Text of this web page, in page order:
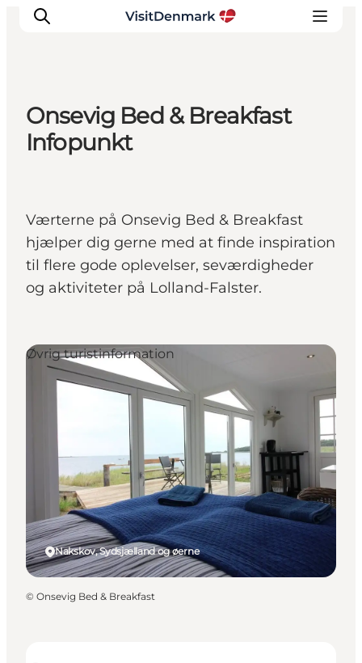
Inspiration
Destinationer
Planlæg ferien
Onsevig Bed & Breakfast
Infopunkt
Værterne på Onsevig Bed & Breakfast
hjælper dig gerne med at finde inspiration
til flere gode oplevelser, seværdigheder
og aktiviteter på Lolland-Falster.
Nakskov, Sydsjælland og øerne
Øvrig turistinformation
© Onsevig Bed & Breakfast